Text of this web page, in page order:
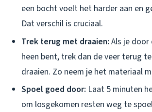
een bocht voelt het harder aan en
Dat verschil is cruciaal.
Trek terug met draaien: Als je
heen bent, trek dan de veer terug
draaien. Zo neem je het materiaal
Spoel goed door: Laat 5 minuten
om losgekomen resten weg te